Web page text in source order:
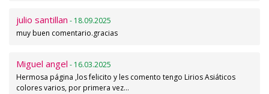
julio santillan - 18.09.2025
muy buen comentario.gracias
Miguel angel - 16.03.2025
Hermosa página ,los felicito y les comento tengo Lirios Asiáticos
colores varios, por primera vez…